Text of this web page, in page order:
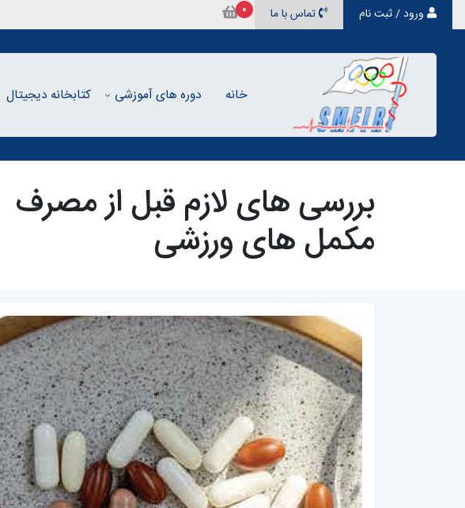
ورود / ثبت نام تماس با ما 0
خانه دوره های آموزشی کتابخانه دیجیتال
بررسی های لازم قبل از مصرف
مکمل های ورزشی